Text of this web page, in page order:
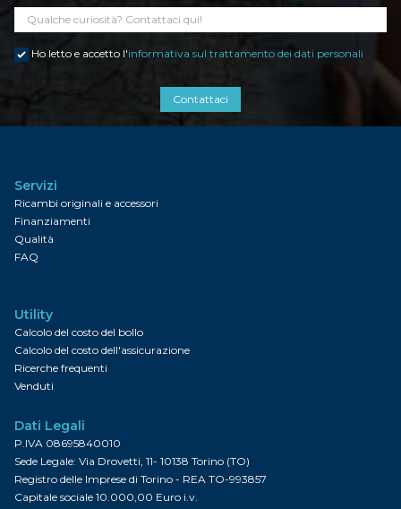
Ho letto e accetto l'informativa sul trattamento dei dati personali
Contattaci
Servizi
Ricambi originali e accessori
Finanziamenti
Qualità
FAQ
Utility
Calcolo del costo del bollo
Calcolo del costo dell'assicurazione
Ricerche frequenti
Venduti
Dati Legali
P.IVA 08695840010
Sede Legale: Via Drovetti, 11- 10138 Torino (TO)
Registro delle Imprese di Torino - REA TO-993857
Capitale sociale 10.000,00 Euro i.v.